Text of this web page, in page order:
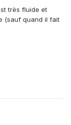
très fluide et
(sauf quand il fait